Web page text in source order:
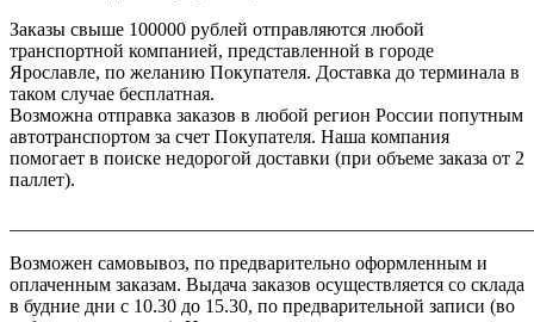
Заказы свыше 100000 рублей отправляются любой
транспортной компанией, представленной в городе
Ярославле, по желанию Покупателя. Доставка до терминала в
таком случае бесплатная.
Возможна отправка заказов в любой регион России попутным
автотранспортом за счет Покупателя. Наша компания
помогает в поиске недорогой доставки (при объеме заказа от 2
паллет).
Возможен самовывоз, по предварительно оформленным и
оплаченным заказам. Выдача заказов осуществляется со склада
в будние дни с 10.30 до 15.30, по предварительной записи (во